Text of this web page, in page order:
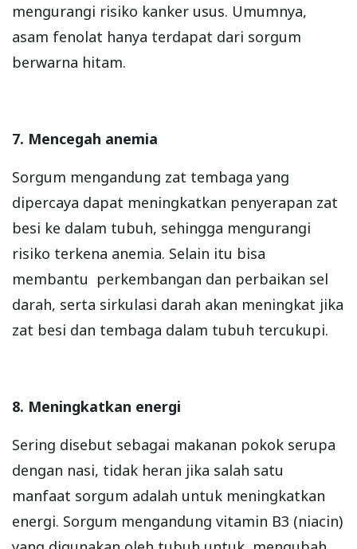
mengurangi risiko kanker usus. Umumnya,
asam fenolat hanya terdapat dari sorgum
berwarna hitam.
7. Mencegah anemia
Sorgum mengandung zat tembaga yang
dipercaya dapat meningkatkan penyerapan zat
besi ke dalam tubuh, sehingga mengurangi
risiko terkena anemia. Selain itu bisa
membantu perkembangan dan perbaikan sel
darah, serta sirkulasi darah akan meningkat jika
zat besi dan tembaga dalam tubuh tercukupi.
8. Meningkatkan energi
Sering disebut sebagai makanan pokok serupa
dengan nasi, tidak heran jika salah satu
manfaat sorgum adalah untuk meningkatkan
energi. Sorgum mengandung vitamin B3 (niacin)